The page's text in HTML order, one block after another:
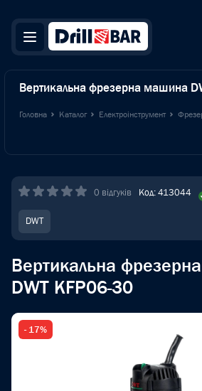
Вертикальна фрезерна машина
Головна Каталог Електроінструмент
0 відгуків Код: 413044
DWT
Вертикальна
DWT KFP06-30
- 17%